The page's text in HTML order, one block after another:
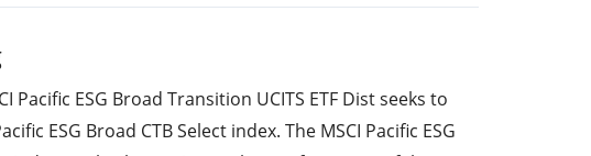
Pacific ESG Broad Transition UCITS ETF Dist seeks to
ESG Broad CTB Select index. The MSCI Pacific ESG